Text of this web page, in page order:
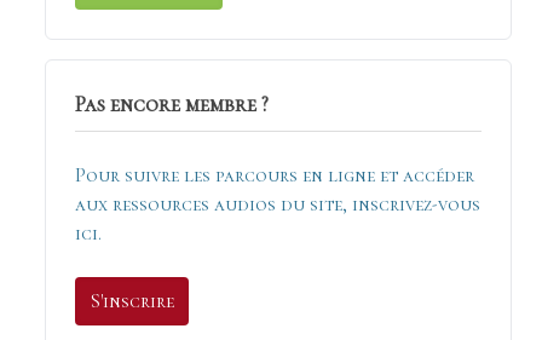
Pas encore membre ?
Pour suivre les parcours en ligne et accéder
aux ressources audios du site, inscrivez-vous
ici.